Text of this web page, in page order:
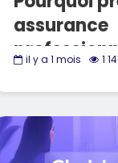
assurance
il y a 1 mois 1